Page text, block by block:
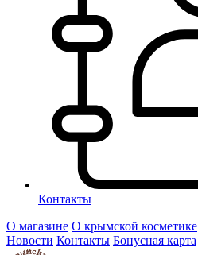
Контакты
О магазине О крымской косметике
Новости Контакты Бонусная карта